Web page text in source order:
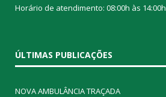
Horário de atendimento: 08:00h às 14:00h
ÚLTIMAS PUBLICAÇÕES
NOVA AMBULÂNCIA TRAÇADA